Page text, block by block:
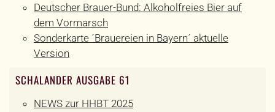
Deutscher Brauer-Bund: Alkoholfreies Bier auf
dem Vormarsch
Sonderkarte ´Brauereien in Bayern´ aktuelle
Version
SCHALANDER AUSGABE 61
NEWS zur HHBT 2025